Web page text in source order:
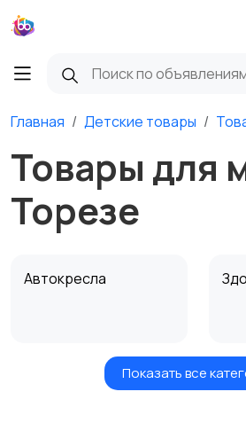
Главная Детские товары
Товары для
Торезе
Автокресла
Игрушки и игрыПоказать все